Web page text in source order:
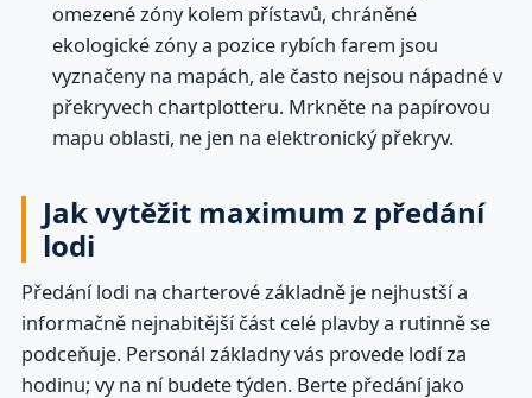
omezené zóny kolem přístavů, chráněné
ekologické zóny a pozice rybích farem jsou
vyznačeny na mapách, ale často nejsou nápadné v
překryvech chartplotteru. Mrkněte na papírovou
mapu oblasti, ne jen na elektronický překryv.
Jak vytěžit maximum z předání
lodi
Předání lodi na charterové základně je nejhustší a
informačně nejnabitější část celé plavby a rutinně se
podceňuje. Personál základny vás provede lodí za
hodinu; vy na ní budete týden. Berte předání jako